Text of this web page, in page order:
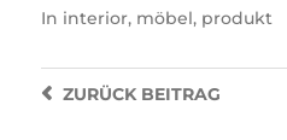
In interior, möbel, produkt
ZURÜCKBEITRAG